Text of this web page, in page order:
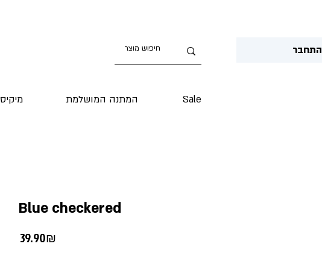
התחבר
מיקיס המתנה המושלמת Sale
Blue checkered
‏39.90 ‏₪